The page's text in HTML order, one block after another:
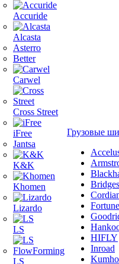
Accuride
Alcasta
Asterro
Better
Carwel
Cross Street
iFree
Jantsa
K&K
Khomen
Lizardo
LS
LS
Грузовые
Fortune
HIFLY
Inroad
Kumho